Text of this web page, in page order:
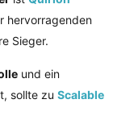
hervorragenden
Sieger.
und ein
sollte zu Scalable